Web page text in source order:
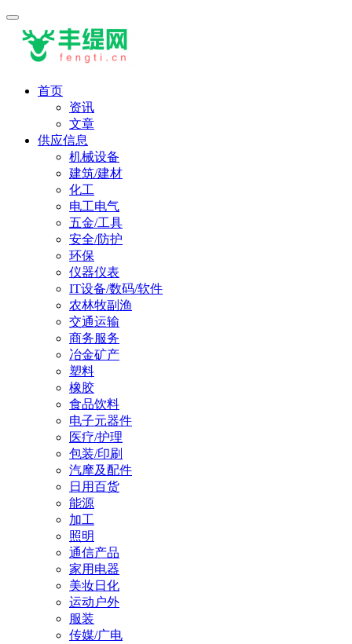
首页
资讯
文章
供应信息
机械设备
建筑/建材
化工
电工电气
五金/工具
安全/防护
环保
仪器仪表
IT设备/数码/软件
农林牧副渔
交通运输
商务服务
冶金矿产
塑料
橡胶
食品饮料
电子元器件
医疗/护理
包装/印刷
汽摩及配件
日用百货
能源
加工
照明
通信产品
家用电器
美妆日化
运动户外
服装
传媒/广电